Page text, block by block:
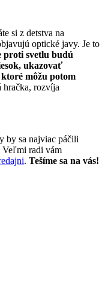
si z detstva na
optické javy. Je to
svetlu budú
ukazovať
môžu potom
hračka, rozvíja
by sa najviac páčili
Veľmi radi vám
. Tešíme sa na vás!